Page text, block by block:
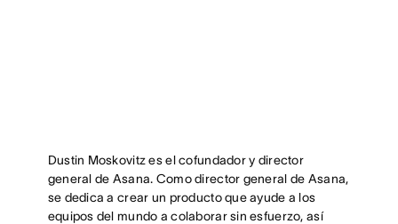
Dustin Moskovitz es el cofundador y director
general de Asana. Como director general de Asana,
se dedica a crear un producto que ayude a los
equipos del mundo a colaborar sin esfuerzo, así